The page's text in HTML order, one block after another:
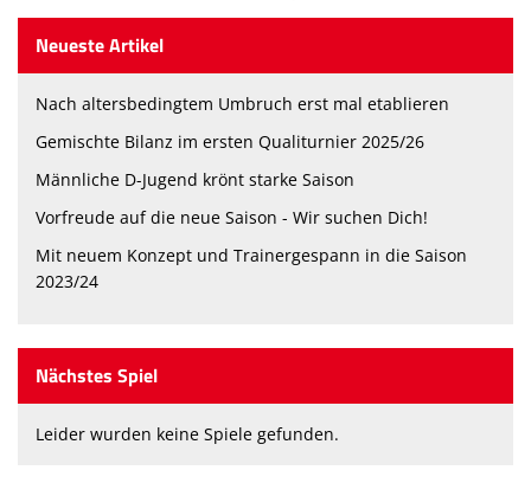
Neueste Artikel
Nach altersbedingtem Umbruch erst mal etablieren
Gemischte Bilanz im ersten Qualiturnier 2025/26
Männliche D-Jugend krönt starke Saison
Vorfreude auf die neue Saison - Wir suchen Dich!
Mit neuem Konzept und Trainergespann in die Saison
2023/24
Nächstes Spiel
Leider wurden keine Spiele gefunden.